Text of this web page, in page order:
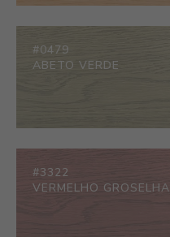
#0479
ABETO VERDE
#3322
VERMELHO GROSELHA